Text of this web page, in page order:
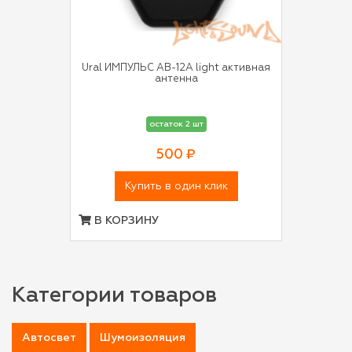
Ural ИМПУЛЬС АВ-12А light активная
антенна
остаток 2 шт
500 ₽
Купить в один клик
В КОРЗИНУ
Категории товаров
Автосвет Шумоизоляция